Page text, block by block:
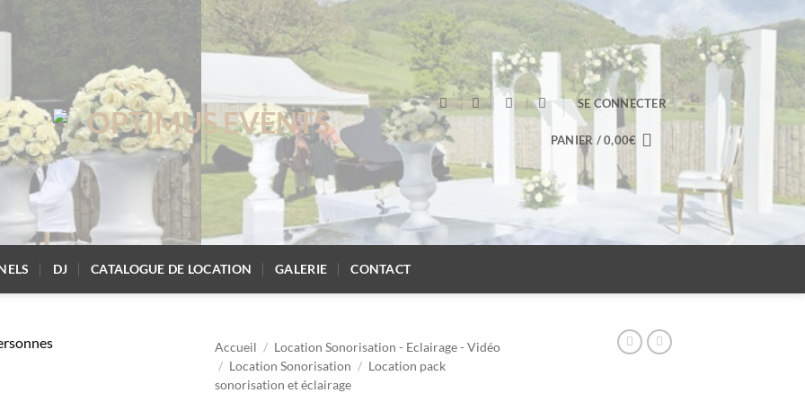
SE CONNECTER
PANIER /0,00€
DJ CATALOGUE DE LOCATION GALERIE CONTACT
Accueil / Location Sonorisation - Eclairage - Vidéo
/ Location Sonorisation / Location pack
sonorisation et éclairage